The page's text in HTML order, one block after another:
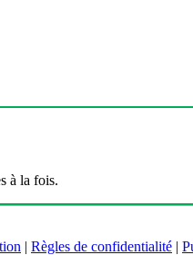
à la fois.
| Règles de confidentialité |